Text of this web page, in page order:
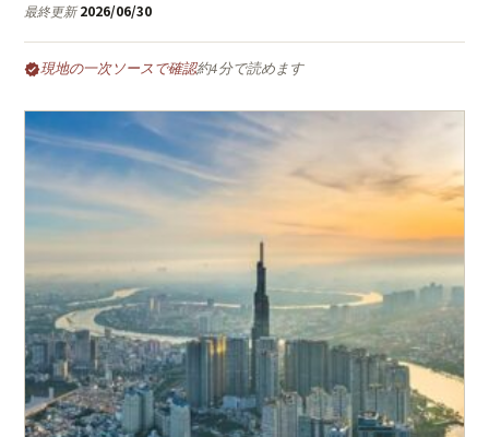
最終更新2026/06/30
verified現地の一次ソースで確認約4分で読めます